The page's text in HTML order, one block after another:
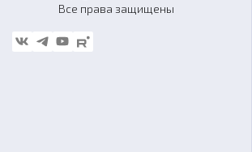
Все права защищены